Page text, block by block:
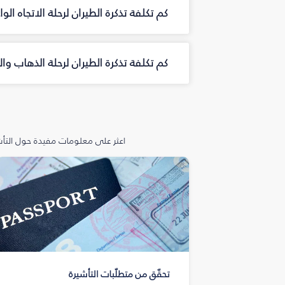
كم تكلفة تذكرة الطيران لرحلة الاتجاه
كم تكلفة تذكرة الطيران لرحلة الذهاب
اعثر على معلومات مفيدة حول
تحقّق من متطلّبات التأشيرة